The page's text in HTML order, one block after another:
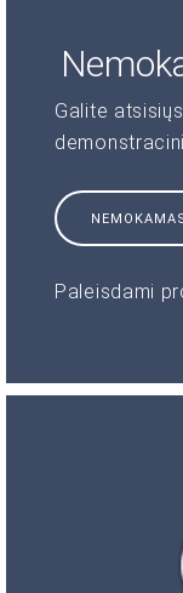
Galite
Paleisdami